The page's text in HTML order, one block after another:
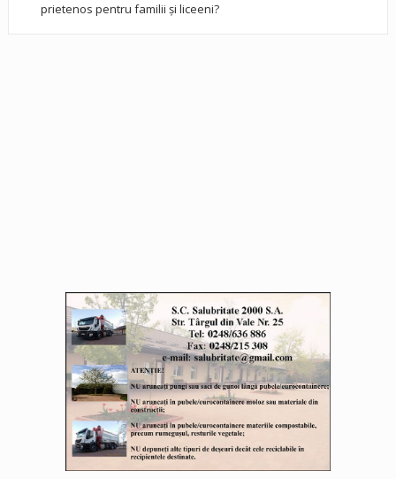
prietenos pentru familii și liceeni?